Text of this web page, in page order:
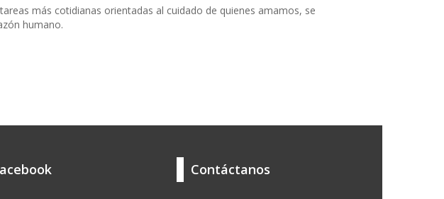
más cotidianas orientadas al cuidado de quienes amamos, se
humano.
Contáctanos